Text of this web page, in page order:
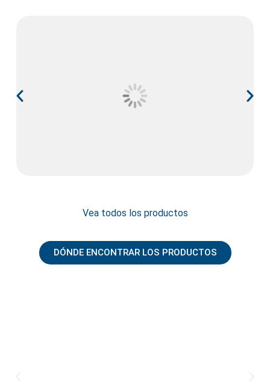
Vea todos los productos
DÓNDE ENCONTRAR LOS PRODUCTOS